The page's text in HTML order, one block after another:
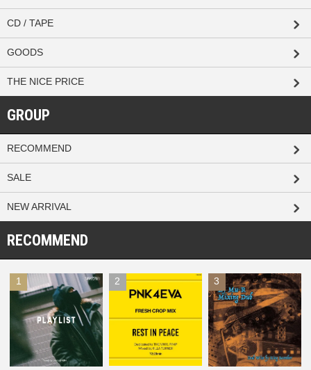
CD / TAPE
GOODS
THE NICE PRICE
GROUP
RECOMMEND
SALE
NEW ARRIVAL
RECOMMEND
1 2 3